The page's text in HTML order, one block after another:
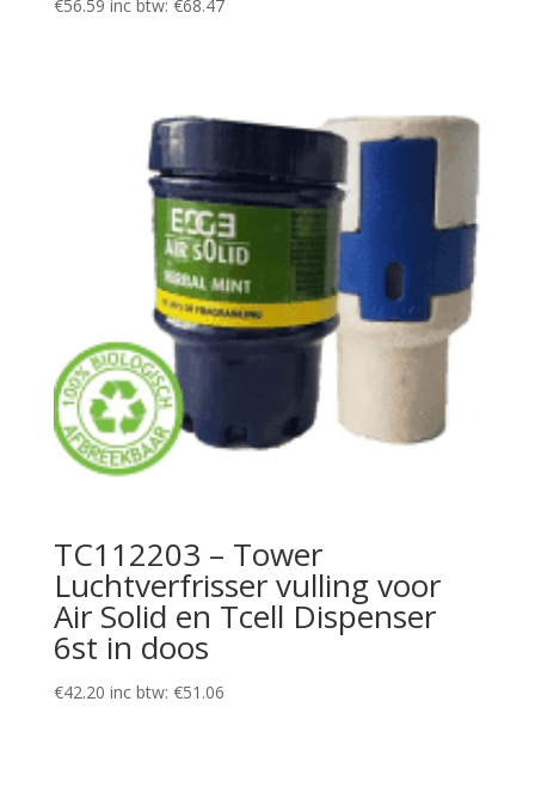
€56.59 inc btw: €68.47
TC112203 – Tower
Luchtverfrisser vulling voor
Air Solid en Tcell Dispenser
6st in doos
€42.20 inc btw: €51.06